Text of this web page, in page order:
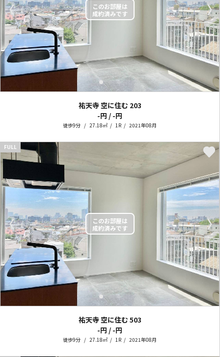
〈 〉
祐天寺 空に住む 203
-円 / -円
徒歩9分 27.18㎡ 1R 2021年08月
〈 〉
FULL
祐天寺 空に住む 503
-円 / -円
徒歩9分 27.18㎡ 1R 2021年08月